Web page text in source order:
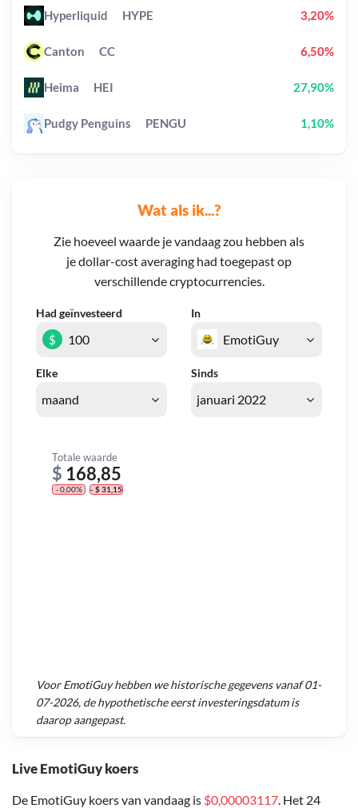
Live EmotiGuy koers
De EmotiGuy koers van vandaag is $0,00003117. Het 24
Wat als ik...?
Zie hoeveel waarde je vandaag zou hebben als
je dollar-cost averaging had toegepast op
verschillende cryptocurrencies.
Had geïnvesteerd In
Elke Sinds
$
Totale waarde
$ 168,85
- 0,00% - $ 31,15
VoorEmotiGuyhebben we historische gegevens vanaf01-
07-2026, de hypothetische eerst investeringsdatum is
daarop aangepast.
Hyperliquid HYPE 3,20%
Canton CC 6,50%
Heima HEI 27,90%
Pudgy Penguins PENGU 1,10%